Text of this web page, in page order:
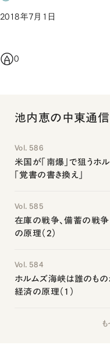
2018年7月1日
0
池内恵の中東通信
Vol. 586
米国が「南爆」で狙うホ
「覚書の書き換え」
Vol. 585
在庫の戦争、備蓄の戦
の原理（2）
Vol. 584
ホルムズ海峡は誰のも
経済の原理（1）
も